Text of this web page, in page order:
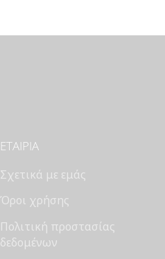
ΕΤΑΙΡΊΑ
Σχετικά με εμάς
Όροι χρήσης
Πολιτική προστασίας
δεδομένων